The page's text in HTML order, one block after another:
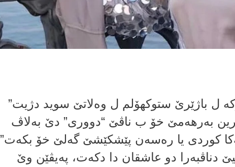
ل باژێرێ ستوكهۆلم ل وه‌لاتێ سوید دژیت”
بەرهەمێ خۆ ب ناڤێ “دووری” دێ به‌لاڤ
کوردی یا رەسەن پێشکێشێ گه‌لێ خۆ بكه‌ت”
دناڤبه‌را دو عاشقان دا دكه‌ت، په‌یڤێن وێ